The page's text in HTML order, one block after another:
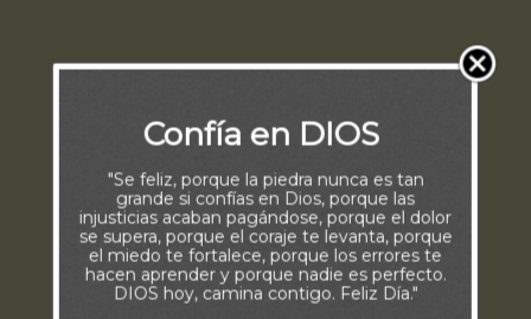
Confía en DIOS
"Se feliz, porque la piedra nunca es tan
grande si confías en Dios, porque las
injusticias acaban pagándose, porque el dolor
se supera, porque el coraje te levanta, porque
el miedo te fortalece, porque los errores te
hacen aprender y porque nadie es perfecto.
DIOS hoy, camina contigo. Feliz Día."